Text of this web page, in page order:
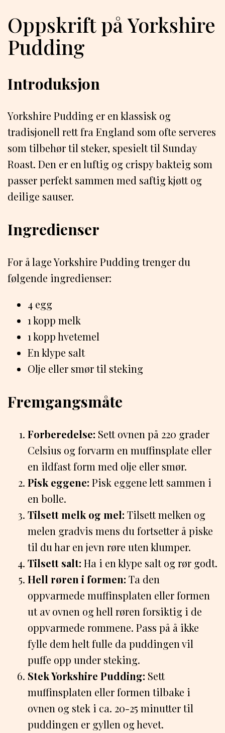
Oppskrift på Yorkshire
Pudding
Introduksjon
Yorkshire Pudding er en klassisk og
tradisjonell rett fra England som ofte serveres
som tilbehør til steker, spesielt til Sunday
Roast. Den er en luftig og crispy bakteig som
passer perfekt sammen med saftig kjøtt og
deilige sauser.
Ingredienser
For å lage Yorkshire Pudding trenger du
følgende ingredienser:
4 egg
1 kopp melk
1 kopp hvetemel
En klype salt
Olje eller smør til steking
Fremgangsmåte
Forberedelse: Sett ovnen på 220 grader
Celsius og forvarm en muffinsplate eller
en ildfast form med olje eller smør.
Pisk eggene: Pisk eggene lett sammen i
en bolle.
Tilsett melk og mel: Tilsett melken og
melen gradvis mens du fortsetter å piske
til du har en jevn røre uten klumper.
Tilsett salt: Ha i en klype salt og rør godt.
Hell røren i formen: Ta den
oppvarmede muffinsplaten eller formen
ut av ovnen og hell røren forsiktig i de
oppvarmede rommene. Pass på å ikke
fylle dem helt fulle da puddingen vil
puffe opp under steking.
Stek Yorkshire Pudding: Sett
muffinsplaten eller formen tilbake i
ovnen og stek i ca. 20-25 minutter til
puddingen er gyllen og hevet.